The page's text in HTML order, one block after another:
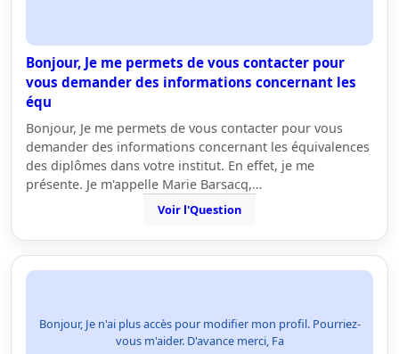
Bonjour, Je me permets de vous contacter pour
vous demander des informations concernant les
équ
Bonjour, Je me permets de vous contacter pour vous
demander des informations concernant les équivalences
des diplômes dans votre institut. En effet, je me
présente. Je m'appelle Marie Barsacq,…
Voir l'Question
Bonjour, Je n'ai plus accès pour modifier mon profil. Pourriez-
vous m'aider. D'avance merci, Fa